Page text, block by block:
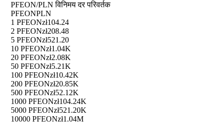
PFEON/PLN विनिमय दर परिवर्तक
PFEONPLN
1 PFEONzł104.24
2 PFEONzł208.48
5 PFEONzł521.20
10 PFEONzł1.04K
20 PFEONzł2.08K
50 PFEONzł5.21K
100 PFEONzł10.42K
200 PFEONzł20.85K
500 PFEONzł52.12K
1000 PFEONzł104.24K
5000 PFEONzł521.20K
10000 PFEONzł1.04M